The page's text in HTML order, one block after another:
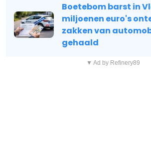
Boetebom barst in
miljoenen euro's
zakken van
gehaald
▼ Ad by Refinery89